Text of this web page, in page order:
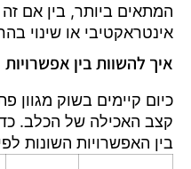
המתאים ביותר, בין אם
אינטראקטיבי או שינוי
איך להשוות בין אפשרויות
כיום קיימים בשוק
קצב האכילה של הכלב.
בין האפשרויות השונות